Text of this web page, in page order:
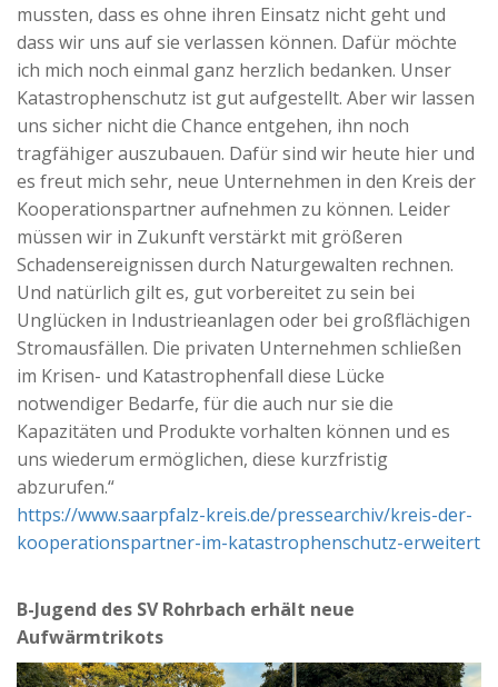
mussten, dass es ohne ihren Einsatz nicht geht und
dass wir uns auf sie verlassen können. Dafür möchte
ich mich noch einmal ganz herzlich bedanken. Unser
Katastrophenschutz ist gut aufgestellt. Aber wir lassen
uns sicher nicht die Chance entgehen, ihn noch
tragfähiger auszubauen. Dafür sind wir heute hier und
es freut mich sehr, neue Unternehmen in den Kreis der
Kooperationspartner aufnehmen zu können. Leider
müssen wir in Zukunft verstärkt mit größeren
Schadensereignissen durch Naturgewalten rechnen.
Und natürlich gilt es, gut vorbereitet zu sein bei
Unglücken in Industrieanlagen oder bei großflächigen
Stromausfällen. Die privaten Unternehmen schließen
im Krisen- und Katastrophenfall diese Lücke
notwendiger Bedarfe, für die auch nur sie die
Kapazitäten und Produkte vorhalten können und es
uns wiederum ermöglichen, diese kurzfristig
abzurufen.“
https://www.saarpfalz-kreis.de/pressearchiv/kreis-der-
kooperationspartner-im-katastrophenschutz-erweitert
B-Jugend des SV Rohrbach erhält neue
Aufwärmtrikots